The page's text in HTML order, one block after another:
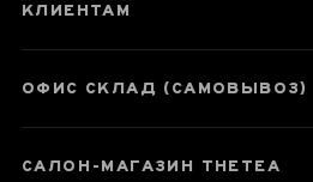
Паспорт товара
КЛИЕНТАМ
ОФИС СКЛАД (САМОВЫВОЗ)
САЛОН-МАГАЗИН THETEA